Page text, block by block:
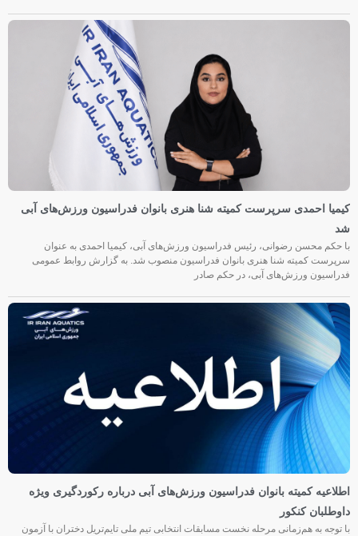
کیمیا احمدی سرپرست کمیته شنا هنری بانوان فدراسیون ورزش‌های آبی
شد
با حکم محسن رضوانی، رئیس فدراسیون ورزش‌های آبی، کیمیا احمدی به عنوان
سرپرست کمیته شنا هنری بانوان فدراسیون منصوب شد. به گزارش روابط عمومی
فدراسیون ورزش‌های آبی، در حکم صادر
اطلاعیه کمیته بانوان فدراسیون ورزش‌های آبی درباره رکوردگیری ویژه
داوطلبان کنکور
با توجه به هم‌زمانی مرحله نخست مسابقات انتخابی تیم ملی تایم‌تریل دختران با آزمون